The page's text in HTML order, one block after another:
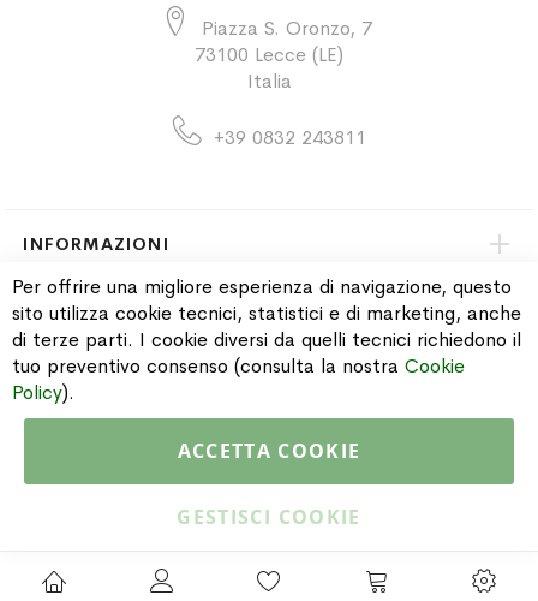
Piazza S. Oronzo, 7
73100 Lecce (LE)
Italia
+39 0832 243811
INFORMAZIONI
PAGAMENTI & SPEDIZIONI
CATALOGO
Copyright © 2015 Gioielleria Oreste Troso. All rights reserved. P. IVA
IT02064590751
Privacy Policy Cookie Policy
Per offrire una migliore esperienza di navigazione, questo
sito utilizza cookie tecnici, statistici e di marketing, anche
di terze parti. I cookie diversi da quelli tecnici richiedono il
tuo preventivo consenso (consulta la nostra Cookie
Policy).
ACCETTA COOKIE
GESTISCI COOKIE